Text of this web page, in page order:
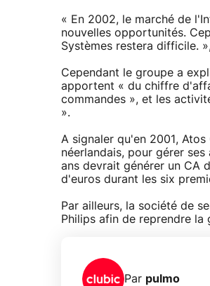
« En 2002, le marché de
nouvelles opportunités.
Systèmes restera difficile.
Cependant le groupe a
apportent « du chiffre
commandes », et les
».
A signaler qu'en 2001,
néerlandais, pour gérer
ans devrait générer un CA
d'euros durant les six
Par ailleurs, la société de
Philips afin de reprendre
Par pulmo